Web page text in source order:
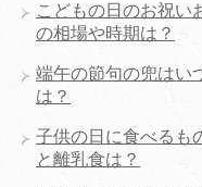
こどもの日のお祝い
の相場や時期は？
端午の節句の兜はい
は？
子供の日に食べるも
と離乳食は？